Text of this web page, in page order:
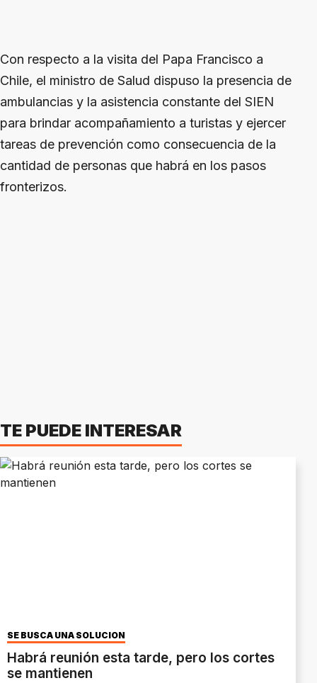
Con respecto a la visita del Papa Francisco a
Chile, el ministro de Salud dispuso la presencia de
ambulancias y la asistencia constante del SIEN
para brindar acompañamiento a turistas y ejercer
tareas de prevención como consecuencia de la
cantidad de personas que habrá en los pasos
fronterizos.
TE PUEDE INTERESAR
SE BUSCA UNA SOLUCIÓN
Habrá reunión esta tarde, pero los cortes
se mantienen